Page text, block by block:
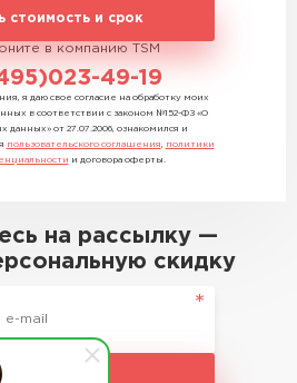
стоимость и срок
в компанию TSM
49-19
я даю свое согласие на обработку моих
в соответствии с законом №152-ФЗ «О
данных» от 27.07.2006, ознакомился и
пользовательского соглашения
политики
и договора оферты.
на рассылку —
скидку
Подписаться